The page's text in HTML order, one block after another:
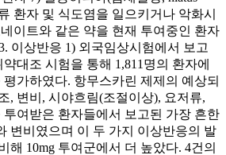
환자 및 식도염을 일으키거나 악화시
이트와 같은 약을 현재 투여중인 환자
이상반응 1) 외국임상시험에서 보고
대조 시험을 통해 1,811명의 환자에
가하였다. 항무스카린 제제의 예상되
, 변비, 시야흐림(조절이상), 요저류,
여받은 환자들에서 보고된 가장 흔한
변비였으며 이 두 가지 이상반응의 발
해 10mg 투여군에서 더 높았다. 4건의